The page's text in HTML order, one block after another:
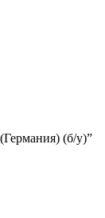
(б/у)”